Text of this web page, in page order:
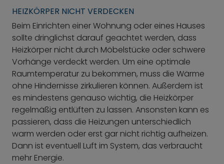
HEIZKÖRPER NICHT VERDECKEN
Beim Einrichten einer Wohnung oder eines Hauses
sollte dringlichst darauf geachtet werden, dass
Heizkörper nicht durch Möbelstücke oder schwere
Vorhänge verdeckt werden. Um eine optimale
Raumtemperatur zu bekommen, muss die Wärme
ohne Hindernisse zirkulieren können. Außerdem ist
es mindestens genauso wichtig, die Heizkörper
regelmäßig entlüften zu lassen. Ansonsten kann es
passieren, dass die Heizungen unterschiedlich
warm werden oder erst gar nicht richtig aufheizen.
Dann ist eventuell Luft im System, das verbraucht
mehr Energie.